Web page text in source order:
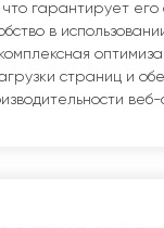
что гарантирует его
в
страниц и
веб-